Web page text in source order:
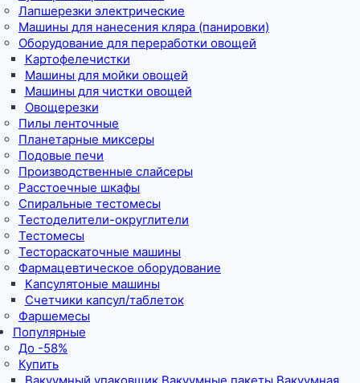
Лапшерезки электрические
Машины для нанесения кляра (панировки)
Оборудование для переработки овощей
Картофелечистки
Машины для мойки овощей
Машины для чистки овощей
Овощерезки
Пилы ленточные
Планетарные миксеры
Подовые печи
Производственные слайсеры
Расстоечные шкафы
Спиральные тестомесы
Тестоделители-округлители
Тестомесы
Тестораскаточные машины
Фармацевтическое оборудование
Капсулятоные машины
Счетчики капсул/таблеток
Фаршемесы
Популярные
До -58%
Купить